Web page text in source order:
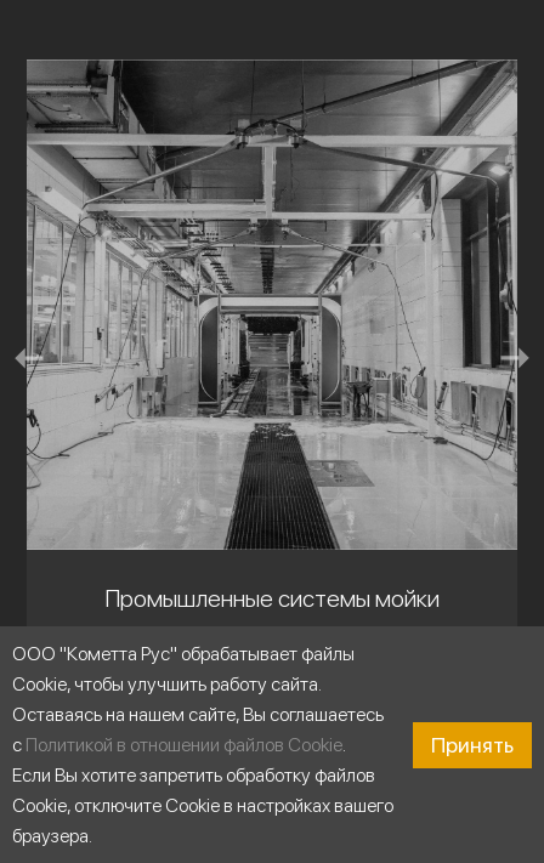
Промышленные системы мойки
ООО "Кометта Рус" обрабатывает файлы
Cookie, чтобы улучшить работу сайта.
Оставаясь на нашем сайте, Вы соглашаетесь
с Политикой в отношении файлов Cookie.
Если Вы хотите запретить обработку файлов
Cookie, отключите Cookie в настройках вашего
браузера.
Принять